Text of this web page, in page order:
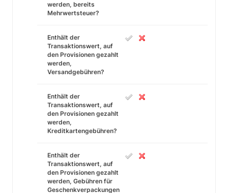
werden, bereits
Mehrwertsteuer?
Enthält der
Transaktionswert, auf
den Provisionen gezahlt
werden,
Versandgebühren?
Enthält der
Transaktionswert, auf
den Provisionen gezahlt
werden,
Kreditkartengebühren?
Enthält der
Transaktionswert, auf
den Provisionen gezahlt
werden, Gebühren für
Geschenkverpackungen